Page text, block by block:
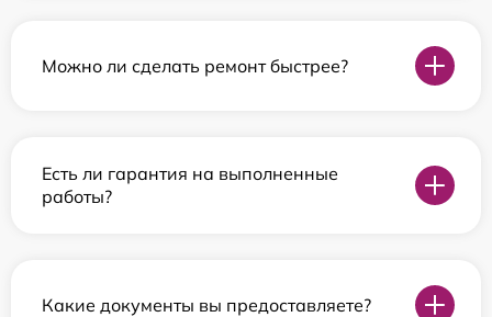
Можно ли сделать ремонт быстрее?
Есть ли гарантия на выполненные
работы?
Какие документы вы предоставляете?